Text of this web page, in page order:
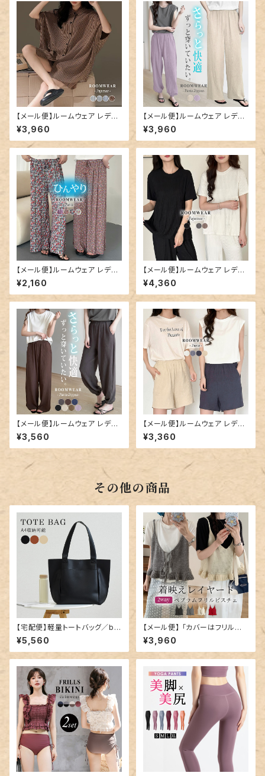
【メール便】ルームウェア レディ
ース ビッグシルエット セットアッ
プ 半袖／roomwear299
¥3,960
【メール便】ルームウェア レディ
ース パンツ のみ ボトムス ダブ
ルガーゼ ワンマイルウェア／ro
omwear300
¥3,960
【メール便】ルームウェア レディ
ース ボトムス パンツ パジャマ／
roomwear273
¥2,160
【メール便】ルームウェア レディ
ース セットアップ パジャマ トッ
プス／roomwear282
¥4,360
【メール便】ルームウェア レディ
ース パンツ のみ ボトムス／ro
omwear283
¥3,560
【メール便】ルームウェア レディ
ース ボトムス ショートパンツ パ
ジャマ／roomwear284
¥3,360
その他の商品
【宅配便】軽量トートバッグ／ba
g282
¥5,560
【メール便】 「カバーはフリルに
混ぜる」ニットビスチェ ペプラム
フリル キャミソール／tops241
2
¥3,960